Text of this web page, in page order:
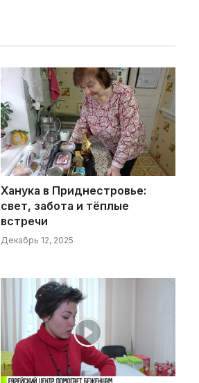
Ханука в Приднестровье:
свет, забота и тёплые
встречи
Декабрь 12, 2025